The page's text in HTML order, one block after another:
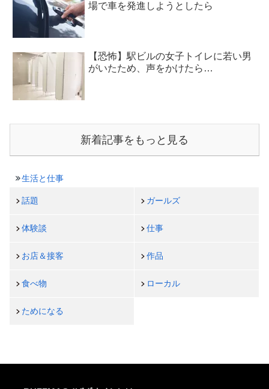
場で車を発進しようとしたら
【恐怖】駅ビルの女子トイレに若い男
がいたため、声をかけたら…
新着記事をもっと見る
生活と仕事
話題 ガールズ
体験談 仕事
お店＆接客 作品
食べ物 ローカル
ためになる